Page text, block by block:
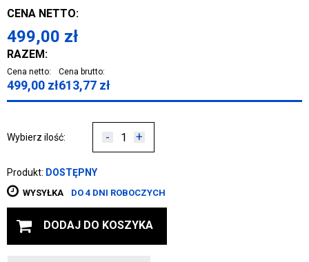
CENA NETTO:
499,00 zł
RAZEM:
Cena netto:
499,00 zł
Cena brutto:
613,77 zł
Wybierz ilość: - +
Produkt: DOSTĘPNY
WYSYŁKA DO 4 DNI ROBOCZYCH
DODAJ DO KOSZYKA